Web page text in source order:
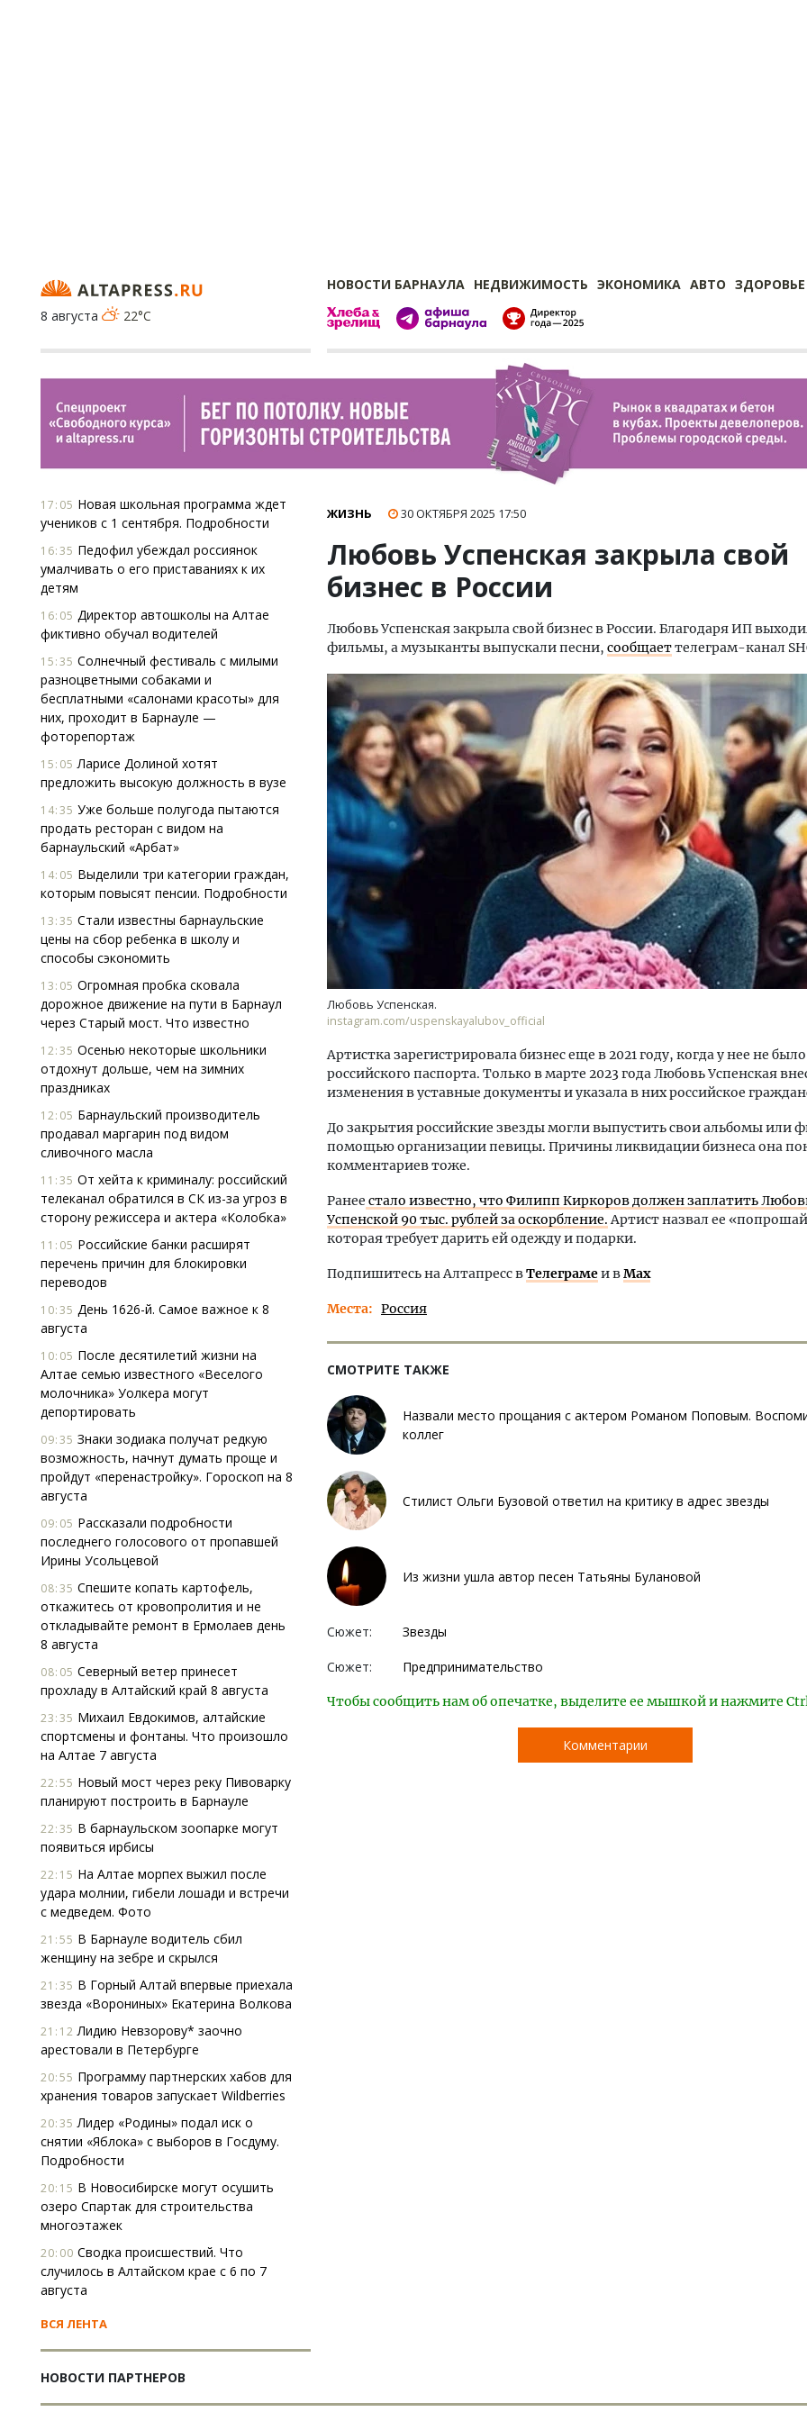
НОВОСТИ БАРНАУЛА НЕДВИЖИМОСТЬ ЭКОНОМИКА АВТО ЗДОРОВЬЕ
8 августа
22°C
17:05 Новая школьная программа ждет
учеников с 1 сентября. Подробности
16:35 Педофил убеждал россиянок
умалчивать о его приставаниях к их
детям
16:05 Директор автошколы на Алтае
фиктивно обучал водителей
15:35 Солнечный фестиваль с милыми
разноцветными собаками и
бесплатными «салонами красоты» для
них, проходит в Барнауле —
фоторепортаж
15:05 Ларисе Долиной хотят
предложить высокую должность в вузе
14:35 Уже больше полугода пытаются
продать ресторан с видом на
барнаульский «Арбат»
14:05 Выделили три категории граждан,
которым повысят пенсии. Подробности
13:35 Стали известны барнаульские
цены на сбор ребенка в школу и
способы сэкономить
13:05 Огромная пробка сковала
дорожное движение на пути в Барнаул
через Старый мост. Что известно
12:35 Осенью некоторые школьники
отдохнут дольше, чем на зимних
праздниках
12:05 Барнаульский производитель
продавал маргарин под видом
сливочного масла
11:35 От хейта к криминалу: российский
телеканал обратился в СК из-за угроз в
сторону режиссера и актера «Колобка»
11:05 Российские банки расширят
перечень причин для блокировки
переводов
10:35 День 1626-й. Самое важное к 8
августа
10:05 После десятилетий жизни на
Алтае семью известного «Веселого
молочника» Уолкера могут
депортировать
09:35 Знаки зодиака получат редкую
возможность, начнут думать проще и
пройдут «перенастройку». Гороскоп на 8
августа
09:05 Рассказали подробности
последнего голосового от пропавшей
Ирины Усольцевой
08:35 Спешите копать картофель,
откажитесь от кровопролития и не
откладывайте ремонт в Ермолаев день
8 августа
08:05 Северный ветер принесет
прохладу в Алтайский край 8 августа
23:35 Михаил Евдокимов, алтайские
спортсмены и фонтаны. Что произошло
на Алтае 7 августа
22:55 Новый мост через реку Пивоварку
планируют построить в Барнауле
22:35 В барнаульском зоопарке могут
появиться ирбисы
22:15 На Алтае морпех выжил после
удара молнии, гибели лошади и встречи
с медведем. Фото
21:55 В Барнауле водитель сбил
женщину на зебре и скрылся
21:35 В Горный Алтай впервые приехала
звезда «Ворониных» Екатерина Волкова
21:12 Лидию Невзорову* заочно
арестовали в Петербурге
20:55 Программу партнерских хабов для
хранения товаров запускает Wildberries
20:35 Лидер «Родины» подал иск о
снятии «Яблока» с выборов в Госдуму.
Подробности
20:15 В Новосибирске могут осушить
озеро Спартак для строительства
многоэтажек
20:00 Сводка происшествий. Что
случилось в Алтайском крае с 6 по 7
августа
ВСЯ ЛЕНТА
НОВОСТИ ПАРТНЕРОВ
ЖИЗНЬ 30 ОКТЯБРЯ 2025 17:50
Любовь Успенская закрыла свой
бизнес в России
Любовь Успенская закрыла свой бизнес в России. Благодаря ИП
фильмы, а музыканты выпускали песни, сообщаеттелеграм-канал
Любовь Успенская.
instagram.com/uspenskayalubov_official
Артистка зарегистрировала бизнес еще в 2021 году, когда у нее не было
российского паспорта. Только в марте 2023 года Любовь Успенская
изменения в уставные документы и указала в них российское
До закрытия российские звезды могли выпустить свои альбомы или
помощью организации певицы. Причины ликвидации бизнеса она
комментариев тоже.
Ранее стало известно, что Филипп Киркоров должен заплатить
Успенской 90 тыс. рублей за оскорбление.Артист назвал ее
которая требует дарить ей одежду и подарки.
Подпишитесь на Алтапресс вТелеграмеи вMax
Места Россия
СМОТРИТЕ ТАКЖЕ
Назвали место прощания с актером Романом Поповым.
коллег
Стилист Ольги Бузовой ответил на критику в адрес звезды
Из жизни ушла автор песен Татьяны Булановой
Сюжет: Звезды
Сюжет: Предпринимательство
Чтобы сообщить нам об опечатке, выделите ее мышкой и нажмите
Комментарии
Смелость архитектурных идей.
Генеральный директор компании
трендах в фасадах и развитии рынка
Ищем новые берега.
«Жилищной инициативы»
СТРОИТЕЛЬСТВО